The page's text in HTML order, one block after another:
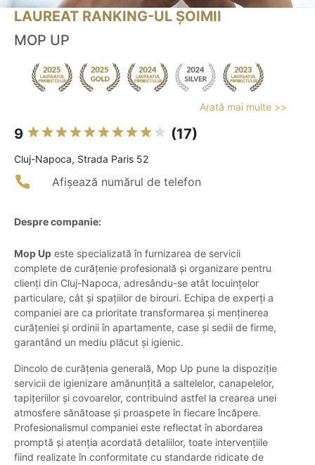
LAUREAT RANKING-UL ȘOIMII
MOP UP
Arată mai multe >>
9 (17)
Cluj-Napoca, Strada Paris 52
Afișează numărul de telefon
Despre companie:
Mop Up este specializată în furnizarea de servicii
complete de curățenie profesională și organizare pentru
clienți din Cluj-Napoca, adresându-se atât locuințelor
particulare, cât și spațiilor de birouri. Echipa de experți a
companiei are ca prioritate transformarea și menținerea
curățeniei și ordinii în apartamente, case și sedii de firme,
garantând un mediu plăcut și igienic.
Dincolo de curățenia generală, Mop Up pune la dispoziție
servicii de igienizare amănunțită a saltelelor, canapelelor,
tapițeriilor și covoarelor, contribuind astfel la crearea unei
atmosfere sănătoase și proaspete în fiecare încăpere.
Profesionalismul companiei este reflectat în abordarea
promptă și atenția acordată detaliilor, toate intervențiile
fiind realizate în conformitate cu standarde ridicate de